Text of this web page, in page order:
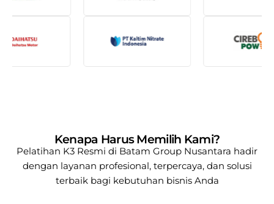
Kenapa Harus Memilih Kami?
Pelatihan K3 Resmi di Batam Group Nusantara hadir
dengan layanan profesional, terpercaya, dan solusi
terbaik bagi kebutuhan bisnis Anda